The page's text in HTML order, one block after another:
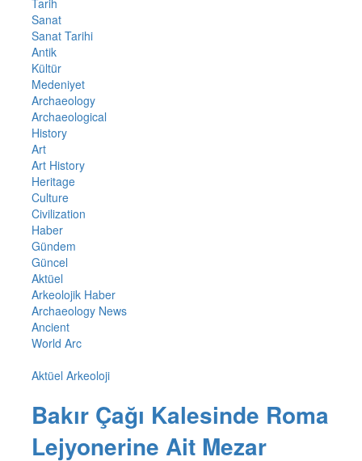
Tarih
Sanat
Sanat Tarihi
Antik
Kültür
Medeniyet
Archaeology
Archaeological
History
Art
Art History
Heritage
Culture
Civilization
Haber
Gündem
Güncel
Aktüel
Arkeolojik Haber
Archaeology News
Ancient
World Arc
Aktüel Arkeoloji
Bakır Çağı Kalesinde Roma
Lejyonerine Ait Mezar